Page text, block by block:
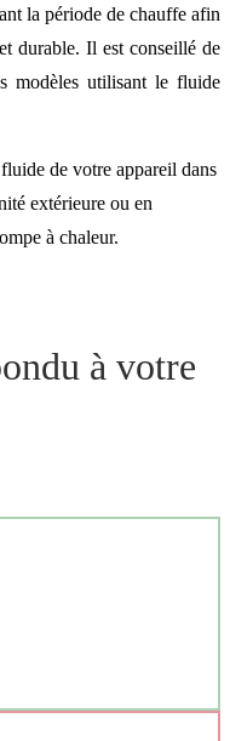
la période de chauffe afin
durable. Il est conseillé de
modèles utilisant le fluide
de votre appareil dans
extérieure ou en
à chaleur.
à votre